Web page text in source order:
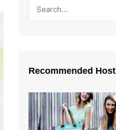
Recommended Host